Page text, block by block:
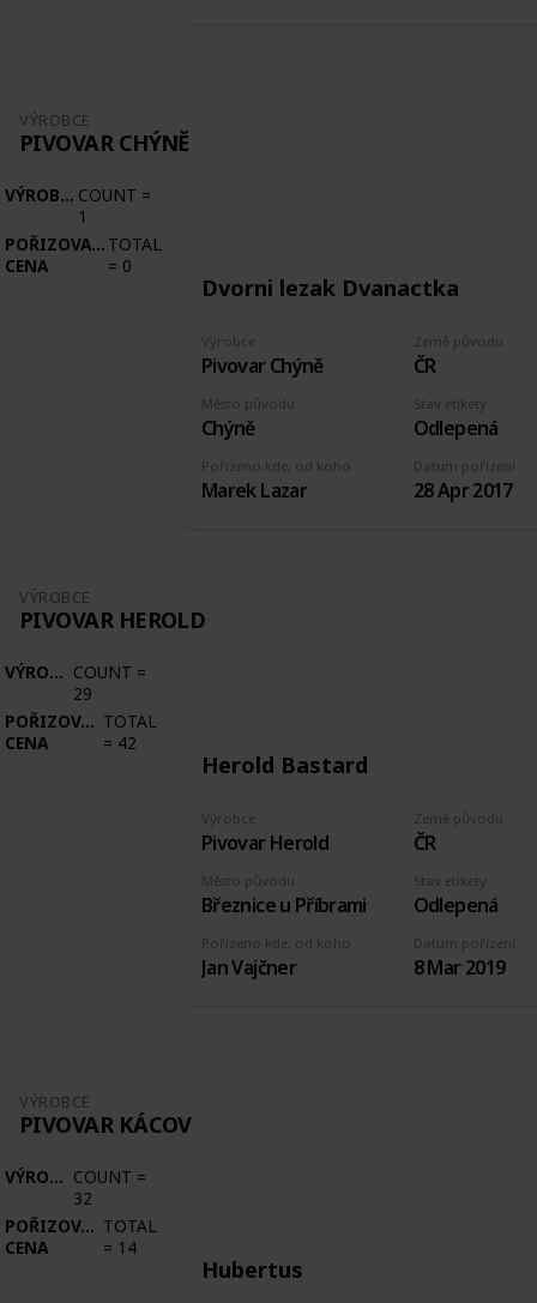
VÝROBCE
PIVOVAR CHÝNĚ
VÝROBCE COUNT =
1
POŘIZOVACÍ
CENA
TOTAL
= 0
Dvorni lezak Dvanactka
Výrobce
Pivovar Chýně
Země původu
ČR
Pořízeno kde, od koho
Marek Lazar
Stav etikety
Odlepená
Datum pořízení
28 Apr 2017
Město původu
Chýně
VÝROBCE
PIVOVAR HEROLD
VÝROBCE COUNT =
29
POŘIZOVACÍ
CENA
TOTAL
= 42
Herold Bastard
Výrobce
Pivovar Herold
Země původu
ČR
Pořízeno kde, od koho
Jan Vajčner
Stav etikety
Odlepená
Datum pořízení
8 Mar 2019
Město původu
Březnice u Příbrami
VÝROBCE
PIVOVAR KÁCOV
VÝROBCE COUNT =
32
POŘIZOVACÍ
CENA
TOTAL
= 14
Hubertus